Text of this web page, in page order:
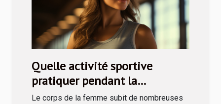
Quelle activité sportive
pratiquer pendant la
grossesse ?
Le corps de la femme subit de nombreuses